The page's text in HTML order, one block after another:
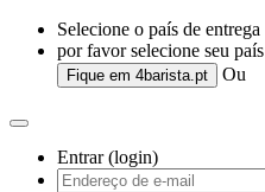
Selecione o país de entrega
por favor selecione seu país
Fique em 4barista.pt Ou
Entrar (login)